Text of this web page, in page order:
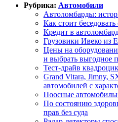
Рубрика: Автомобили
Автоломбарды:
Как стоит
Кредит в
Грузовики Ивеко из
Цены на
и выбрать выгодное
Тест-драйв
Grand Vitara, Jimny,
автомобилей с
Поосные
По состоянию
прав без суда